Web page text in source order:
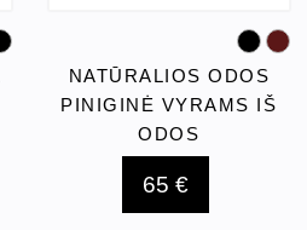
NATŪRALIOS ODOS
PINIGINĖ VYRAMS IŠ
ODOS
65 €